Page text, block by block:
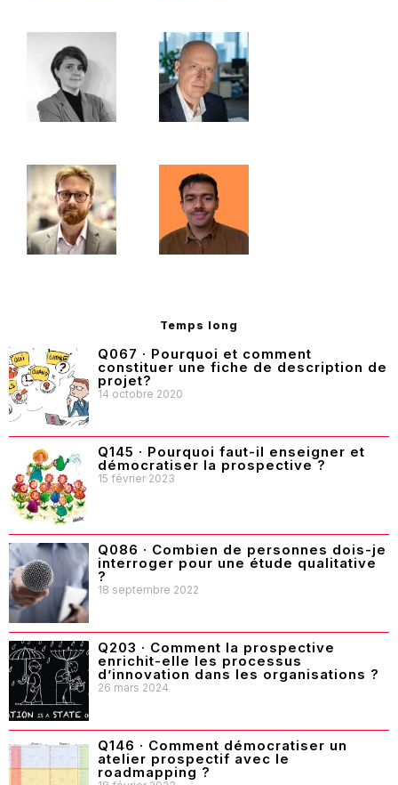
Temps long
Q067 · Pourquoi et comment
constituer une fiche de description de
projet?
14 octobre 2020
Q145 · Pourquoi faut-il enseigner et
démocratiser la prospective ?
15 février 2023
Q086 · Combien de personnes dois-je
interroger pour une étude qualitative
?
18 septembre 2022
Q203 · Comment la prospective
enrichit-elle les processus
d’innovation dans les organisations ?
26 mars 2024
Q146 · Comment démocratiser un
atelier prospectif avec le
roadmapping ?